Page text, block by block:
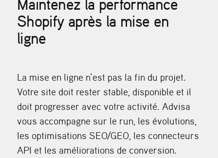
Maintenez la performance
Shopify après la mise en
ligne
La mise en ligne n’est pas la fin du projet.
Votre site doit rester stable, disponible et il
doit progresser avec votre activité. Advisa
vous accompagne sur le run, les évolutions,
les optimisations SEO/GEO, les connecteurs
API et les améliorations de conversion.